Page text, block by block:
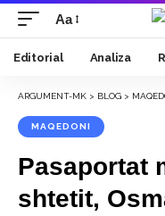
Font
Resizer
Aa
Editorial Analiza
ARGUMENT-MK > BLOG >
MAQEDONI
Pasaportat
shtetit,